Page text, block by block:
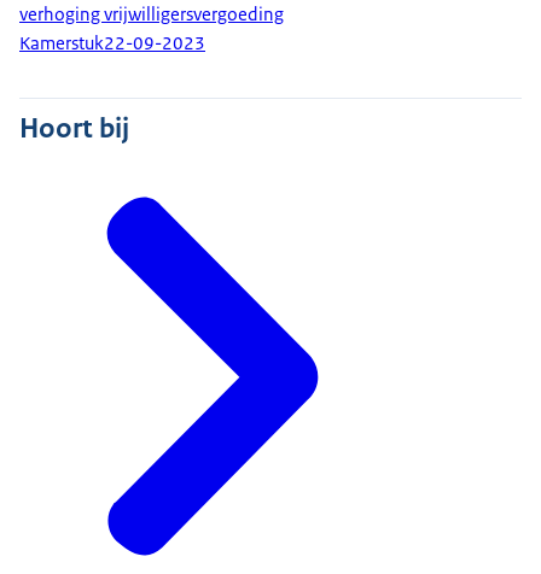
verhoging vrijwilligersvergoeding
Kamerstuk22-09-2023
Hoort bij